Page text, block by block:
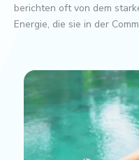
berichten oft von dem
Energie, die sie in der